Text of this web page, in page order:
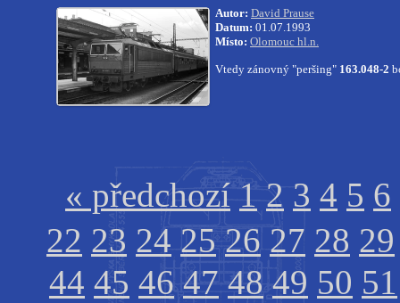
Autor: David Prause
Datum: 01.07.1993
Místo: Olomouc hl.n.
Vtedy zánovný "peršing" 163.048-2
« předchozí 1 2 3 4 5 6
22 23 24 25 26 27 28 29
44 45 46 47 48 49 50 51